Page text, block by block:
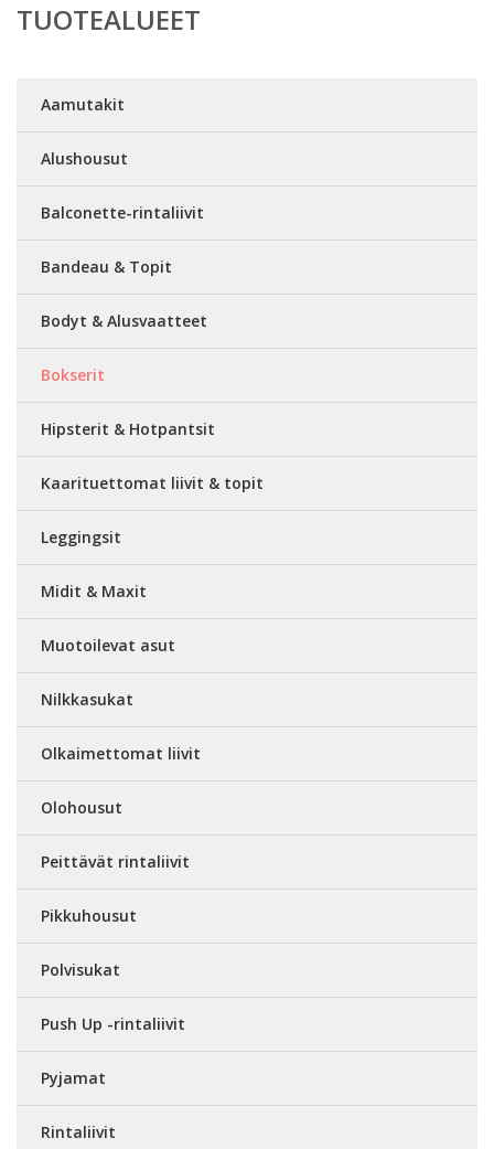
TUOTEALUEET
Aamutakit
Alushousut
Balconette-rintaliivit
Bandeau & Topit
Bodyt & Alusvaatteet
Bokserit
Hipsterit & Hotpantsit
Kaarituettomat liivit & topit
Leggingsit
Midit & Maxit
Muotoilevat asut
Nilkkasukat
Olkaimettomat liivit
Olohousut
Peittävät rintaliivit
Pikkuhousut
Polvisukat
Push Up -rintaliivit
Pyjamat
Rintaliivit